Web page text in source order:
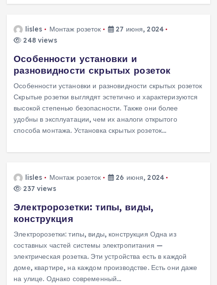
lisles Монтаж розеток
27 июня, 2024
248 views
Особенности установки и
разновидности скрытых розеток
Особенности установки и разновидности скрытых розеток
Скрытые розетки выглядят эстетично и характеризуются
высокой степенью безопасности. Также они более
удобны в эксплуатации, чем их аналоги открытого
способа монтажа. Установка скрытых розеток…
lisles Монтаж розеток
26 июня, 2024
237 views
Электророзетки: типы, виды,
конструкция
Электророзетки: типы, виды, конструкция Одна из
составных частей системы электропитания —
электрическая розетка. Эти устройства есть в каждой
доме, квартире, на каждом производстве. Есть они даже
на улице. Однако современный…